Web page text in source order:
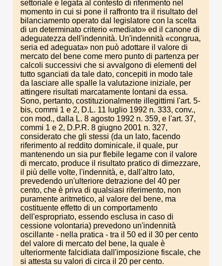
settoriale e legata al contesto di riferimento nel
momento in cui si pone il raffronto tra il risultato del
bilanciamento operato dal legislatore con la scelta
di un determinato criterio «mediato» ed il canone di
adeguatezza dell'indennità. Un'indennità «congrua,
seria ed adeguata» non può adottare il valore di
mercato del bene come mero punto di partenza per
calcoli successivi che si avvalgono di elementi del
tutto sganciati da tale dato, concepiti in modo tale
da lasciare alle spalle la valutazione iniziale, per
attingere risultati marcatamente lontani da essa.
Sono, pertanto, costituzionalmente illegittimi l'art. 5-
bis, commi 1 e 2, D.L. 11 luglio 1992 n. 333, conv.,
con mod., dalla L. 8 agosto 1992 n. 359, e l'art. 37,
commi 1 e 2, D.P.R. 8 giugno 2001 n. 327,
considerato che gli stessi (da un lato, facendo
riferimento al reddito dominicale, il quale, pur
mantenendo un sia pur flebile legame con il valore
di mercato, produce il risultato pratico di dimezzare,
il più delle volte, l'indennità, e, dall'altro lato,
prevedendo un'ulteriore detrazione del 40 per
cento, che è priva di qualsiasi riferimento, non
puramente aritmetico, al valore del bene, ma
costituente effetto di un comportamento
dell'espropriato, essendo esclusa in caso di
cessione volontaria) prevedono un'indennità
oscillante - nella pratica - tra il 50 ed il 30 per cento
del valore di mercato del bene, la quale è
ulteriormente falcidiata dall'imposizione fiscale, che
si attesta su valori di circa il 20 per cento.